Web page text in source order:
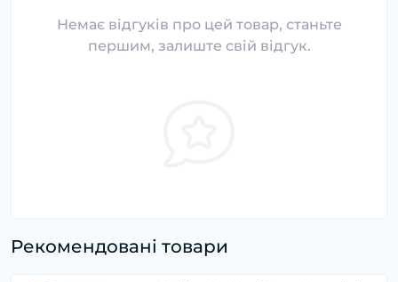
Немає відгуків про цей товар, станьте
першим, залиште свій відгук.
Рекомендовані товари